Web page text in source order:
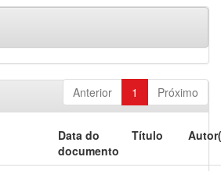
Anterior 1 Próximo
Data do
documento
Título